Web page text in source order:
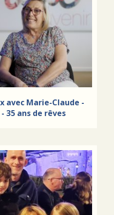
avec Marie-Claude -
35 ans de rêves